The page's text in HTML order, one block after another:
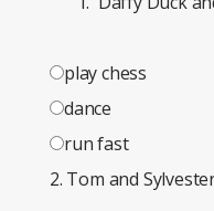
play chess
dance
run fast
2. Tom and